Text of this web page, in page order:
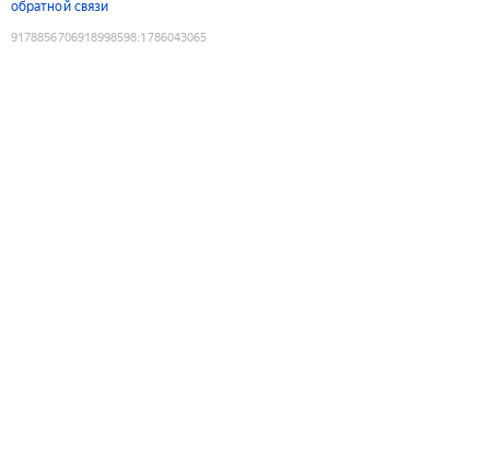
обратной связи
9178856706918998598:1786043065